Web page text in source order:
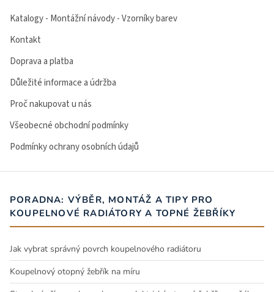
Katalogy - Montážní návody - Vzorníky barev
Kontakt
Doprava a platba
Důležité informace a údržba
Proč nakupovat u nás
Všeobecné obchodní podmínky
Podmínky ochrany osobních údajů
PORADNA: VÝBĚR, MONTÁŽ A TIPY PRO
KOUPELNOVÉ RADIÁTORY A TOPNÉ ŽEBŘÍKY
Jak vybrat správný povrch koupelnového radiátoru
Koupelnový otopný žebřík na míru